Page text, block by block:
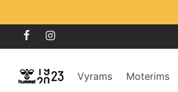
Vyrams Moterims